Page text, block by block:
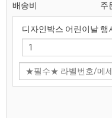
배송비
주
디자인박스 어린이날 행